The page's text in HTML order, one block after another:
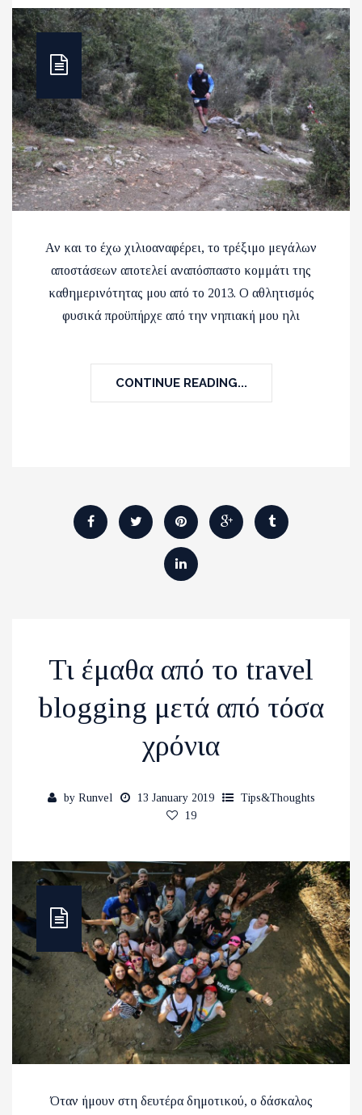
Αν και το έχω χιλιοαναφέρει, το τρέξιμο μεγάλων
αποστάσεων αποτελεί αναπόσπαστο κομμάτι της
καθημερινότητας μου από το 2013. Ο αθλητισμός
φυσικά προϋπήρχε από την νηπιακή μου ηλι
CONTINUE READING...
Τι έμαθα από το travel
blogging μετά από τόσα
χρόνια
by Runvel 13 January 2019
Tips&Thoughts
19
Όταν ήμουν στη δευτέρα δημοτικού, ο δάσκαλος